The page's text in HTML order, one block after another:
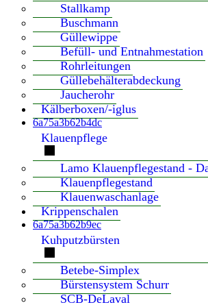
Stallkamp
Buschmann
Güllewippe
Befüll- und Entnahmestation
Rohrleitungen
Güllebehälterabdeckung
Jaucherohr
Kälberboxen/-iglus
6a75a3b62b4dc
Klauenpflege
Lamo Klauenpflegestand -
Klauenpflegestand
Klauenwaschanlage
Krippenschalen
6a75a3b62b9ec
Kuhputzbürsten
Betebe-Simplex
Bürstensystem Schurr
SCB-DeLaval